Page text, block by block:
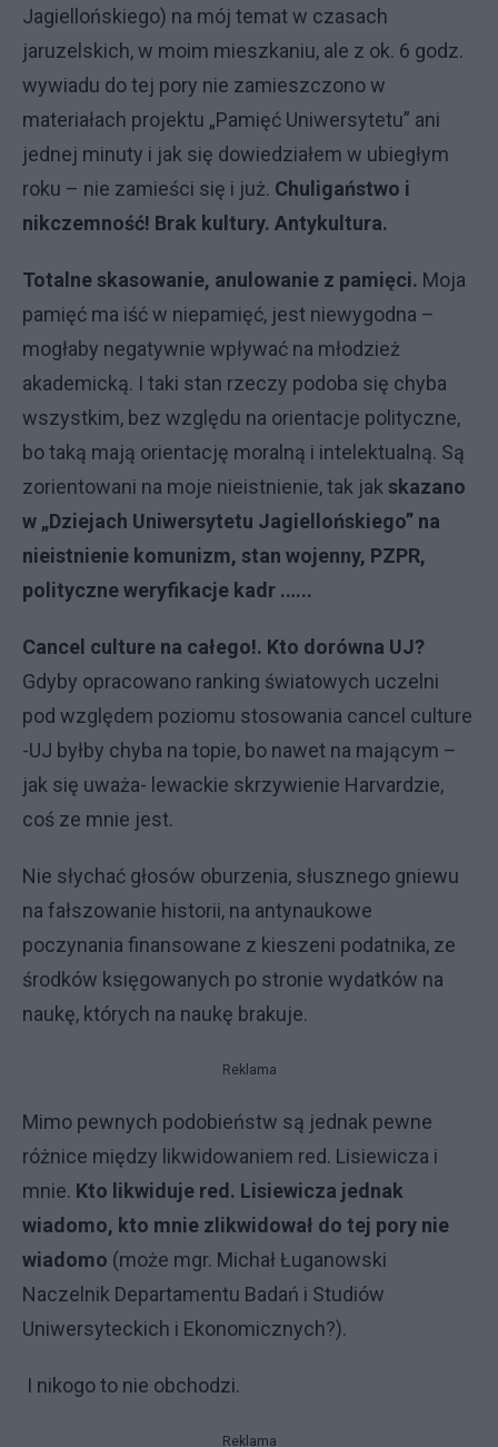
Jagiellońskiego) na mój temat w czasach
jaruzelskich, w moim mieszkaniu, ale z ok. 6 godz.
wywiadu do tej pory nie zamieszczono w
materiałach projektu „Pamięć Uniwersytetu” ani
jednej minuty i jak się dowiedziałem w ubiegłym
roku – nie zamieści się i już. Chuligaństwo i
nikczemność! Brak kultury. Antykultura.
Totalne skasowanie, anulowanie z pamięci. Moja
pamięć ma iść w niepamięć, jest niewygodna –
mogłaby negatywnie wpływać na młodzież
akademicką. I taki stan rzeczy podoba się chyba
wszystkim, bez względu na orientacje polityczne,
bo taką mają orientację moralną i intelektualną. Są
zorientowani na moje nieistnienie, tak jak skazano
w „Dziejach Uniwersytetu Jagiellońskiego” na
nieistnienie komunizm, stan wojenny, PZPR,
polityczne weryfikacje kadr .…..
Cancel culture na całego!. Kto dorówna UJ?
Gdyby opracowano ranking światowych uczelni
pod względem poziomu stosowania cancel culture
-UJ byłby chyba na topie, bo nawet na mającym –
jak się uważa- lewackie skrzywienie Harvardzie,
coś ze mnie jest.
Nie słychać głosów oburzenia, słusznego gniewu
na fałszowanie historii, na antynaukowe
poczynania finansowane z kieszeni podatnika, ze
środków księgowanych po stronie wydatków na
naukę, których na naukę brakuje.
Reklama
Mimo pewnych podobieństw są jednak pewne
różnice między likwidowaniem red. Lisiewicza i
mnie. Kto likwiduje red. Lisiewicza jednak
wiadomo, kto mnie zlikwidował do tej pory nie
wiadomo (może mgr. Michał Ługanowski
Naczelnik Departamentu Badań i Studiów
Uniwersyteckich i Ekonomicznych?).
I nikogo to nie obchodzi.
Reklama